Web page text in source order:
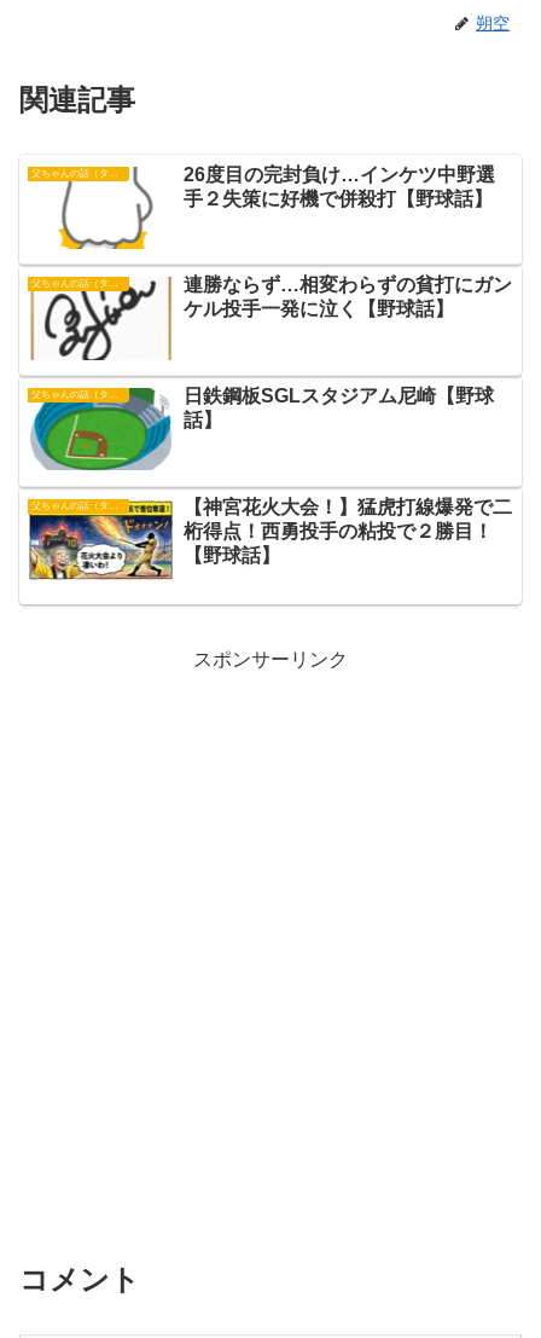
朔空
関連記事
26度目の完封負け…インケツ中野選
手２失策に好機で併殺打【野球話】
父ちゃんの話（タイガース）
連勝ならず…相変わらずの貧打にガン
ケル投手一発に泣く【野球話】
父ちゃんの話（タイガース）
日鉄鋼板SGLスタジアム尼崎【野球
話】
父ちゃんの話（タイガース）
【神宮花火大会！】猛虎打線爆発で二
桁得点！西勇投手の粘投で２勝目！
【野球話】
スポンサーリンク
コメント